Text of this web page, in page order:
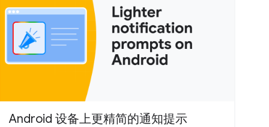
Android 设备上更精简的通知提示